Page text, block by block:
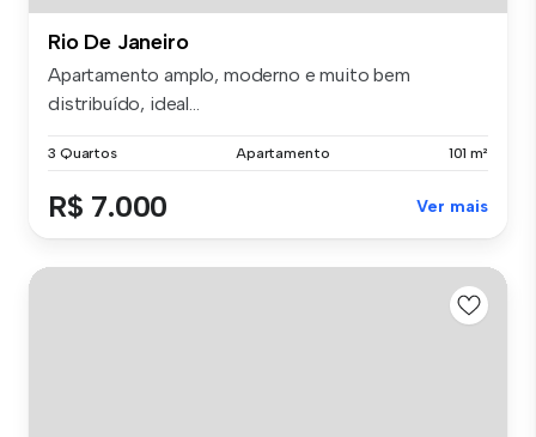
Rio De Janeiro
Apartamento amplo, moderno e muito bem
distribuído, ideal...
3 Quartos Apartamento 101 m²
R$ 7.000 Ver mais